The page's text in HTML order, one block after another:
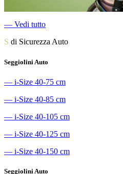
― Vedi tutto
S di Sicurezza Auto
Seggiolini Auto
― i-Size 40-75 cm
― i-Size 40-85 cm
― i-Size 40-105 cm
― i-Size 40-125 cm
― i-Size 40-150 cm
Seggiolini Auto